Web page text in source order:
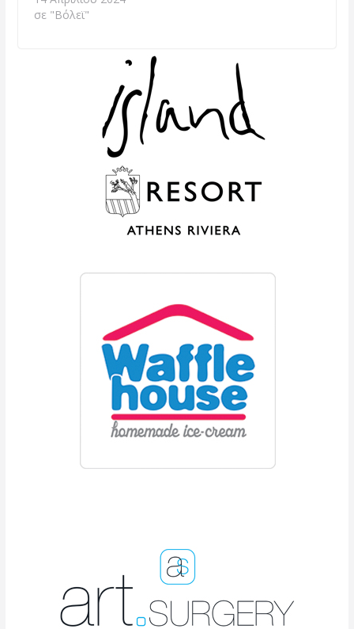
σε "Βόλεϊ"